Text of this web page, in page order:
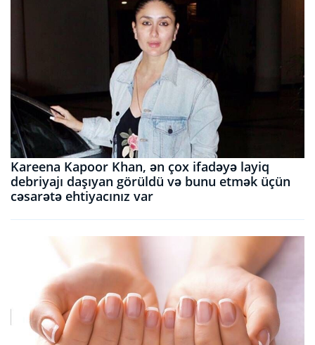
Kareena Kapoor Khan, ən çox ifadəyə layiq
debriyajı daşıyan görüldü və bunu etmək üçün
cəsarətə ehtiyacınız var